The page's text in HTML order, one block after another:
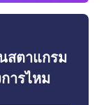
สตาแกรม
ารไหม